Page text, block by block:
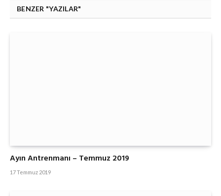
BENZER "YAZILAR"
Ayın Antrenmanı – Temmuz 2019
17 Temmuz 2019